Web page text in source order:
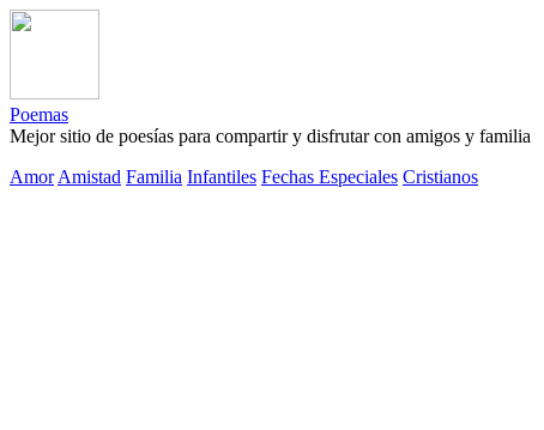
Poemas
Mejor sitio de poesías para compartir y disfrutar con amigos y familia
Amor Amistad Familia Infantiles Fechas Especiales Cristianos